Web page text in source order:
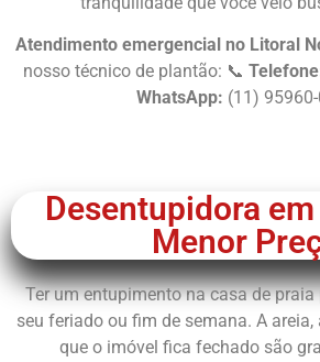
Atendimento emergencial no Litoral
nosso técnico de plantão: 📞
WhatsApp: (11)
Desentupidora
Menor
Ter um entupimento na casa de
seu feriado ou fim de semana. A
que o imóvel fica fechado são